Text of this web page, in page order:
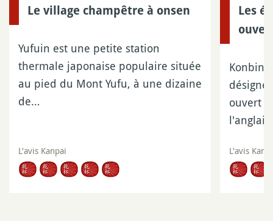
Le village champêtre à onsen
Yufuin est une petite station
thermale japonaise populaire située
au pied du Mont Yufu, à une dizaine
de…
L'avis Kanpai
Les
Konbini
ouvert
L'avis